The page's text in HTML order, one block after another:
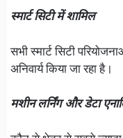
स्मार्ट सिटी में शामिल
सभी स्मार्ट सिटी
अनिवार्य किया जा रहा है।
मशीन लर्निंग और डेटा